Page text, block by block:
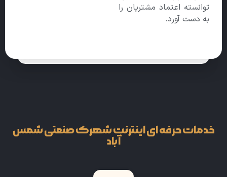
توانسته اعتماد مشتریان را
به دست آورد.
خدمات حرفه ای اینترنت شهرک صنعتی شمس
آباد